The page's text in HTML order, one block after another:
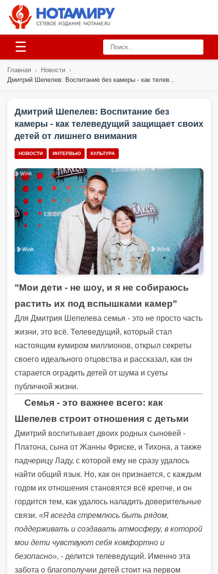
☰
Главная › Новости ›
Дмитрий Шепелев: Воспитание без камеры - как телев...
Дмитрий Шепелев: Воспитание без
камеры - как телеведущий защищает своих
детей от лишнего внимания
НОВОСТИ ИНТЕРВЬЮ КУЛЬТУРА
"Мои дети - не шоу, и я не собираюсь
растить их под вспышками камер"
Для Дмитрия Шепелева семья - это не просто часть
жизни, это всё. Телеведущий, который стал
настоящим кумиром миллионов, открыл секреты
своего идеального отцовства и рассказал, как он
старается оградить детей от шума и суеты
публичной жизни.
Семья - это важнее всего: как
Шепелев строит отношения с детьми
Дмитрий воспитывает двоих родных сыновей -
Платона, сына от Жанны Фриске, и Тихона, а также
падчерицу Ладу, с которой ему не сразу удалось
найти общий язык. Но, как он признается, с каждым
годом их отношения становятся всё крепче, и он
гордится тем, как удалось наладить доверительные
связи. «Я всегда стремлюсь быть рядом,
поддерживать и создавать атмосферу, в которой
мои дети чувствуют себя комфортно и
безопасно», - делится телеведущий. Именно эта
забота о благополучии детей стоит на первом